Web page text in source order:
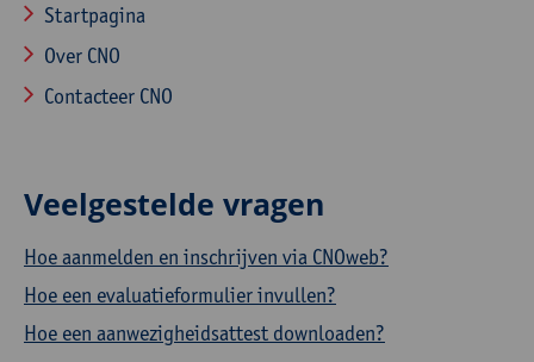
Startpagina
Over CNO
Contacteer CNO
Veelgestelde vragen
Hoe aanmelden en inschrijven via CNOweb?
Hoe een evaluatieformulier invullen?
Hoe een aanwezigheidsattest downloaden?